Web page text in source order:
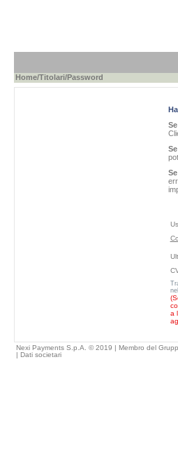
Home/Titolari/Password
a
Nexi Payments S.p.A. © 2019 | Membro del
| Dati societari